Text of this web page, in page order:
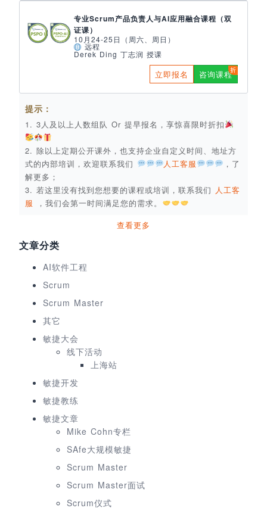
专业Scrum产品负责人与AI应用融合课程（双
证课）
10月24-25日（周六、周日）
远程
Derek Ding 丁志润 授课
立即报名 咨询课程
提示：
1. 3人及以上人数组队 Or 提早报名，享惊喜限时折扣
2. 除以上定期公开课外，也支持企业自定义时间、地址方
式的内部培训，欢迎联系我们
人工客服
，了
解更多；
3. 若这里没有找到您想要的课程或培训，联系我们 人工客
服
，我们会第一时间满足您的需求。
查看更多
文章分类
AI软件工程
Scrum
Scrum Master
其它
敏捷大会
线下活动
上海站
敏捷开发
敏捷教练
敏捷文章
Mike Cohn专栏
SAfe大规模敏捷
Scrum Master
Scrum Master面试
Scrum仪式